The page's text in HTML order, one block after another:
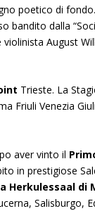
poetico di
bandito dalla
August
Trieste. La
Friuli Venezia
aver vinto il
in prestigiose
Herkulessaal di
Salisburgo,